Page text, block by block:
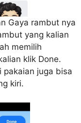
Gaya rambut nya
yang kalian
memilih
klik Done.
pakaian juga bisa
kiri.